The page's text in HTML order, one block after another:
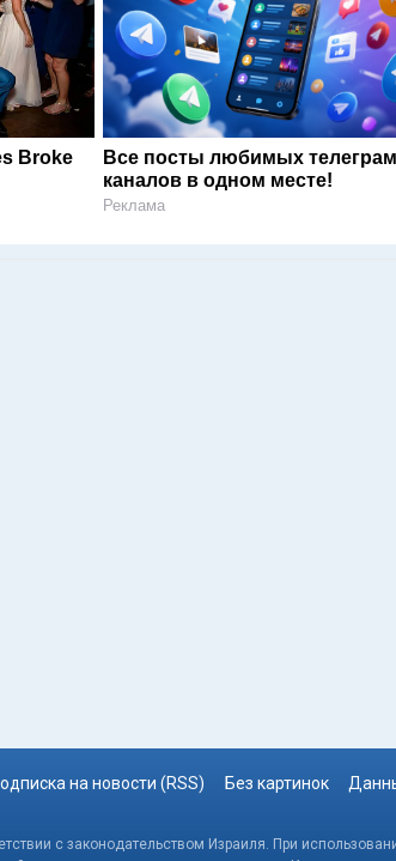
Broke
Все посты любимых
каналов в одном месте!
Реклама
на новости (RSS) Без картинок
с законодательством Израиля. При